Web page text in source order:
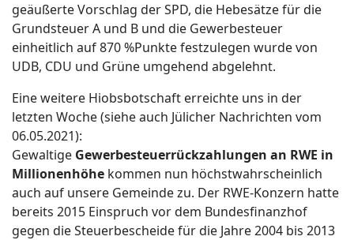
geäußerte Vorschlag der SPD, die Hebesätze für die
Grundsteuer A und B und die Gewerbesteuer
einheitlich auf 870 %­Punkte festzulegen wurde von
UDB, CDU und Grüne umgehend abgelehnt.
Eine weitere Hiobsbotschaft erreichte uns in der
letzten Woche (siehe auch Jülicher Nachrichten vom
06.05.2021):
Gewaltige Gewerbesteuerrückzahlungen an RWE in
Millionenhöhe kommen nun höchstwahrscheinlich
auch auf unsere Gemeinde zu. Der RWE-Konzern hatte
bereits 2015 Einspruch vor dem Bundesfinanzhof
gegen die Steuerbescheide für die Jahre 2004 bis 2013